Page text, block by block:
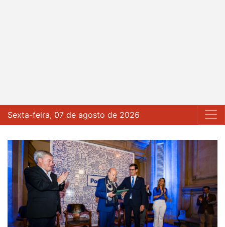
Sexta-feira, 07 de agosto de 2026